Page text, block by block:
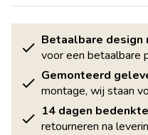
Betaalbare design
voor een betaalbare
Gemonteerd
montage, wij staan
14 dagen
retourneren na